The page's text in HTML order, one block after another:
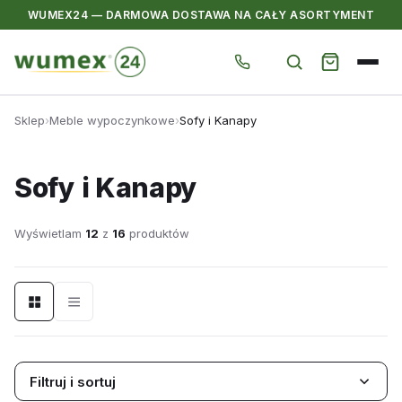
WUMEX24 — DARMOWA DOSTAWA NA CAŁY ASORTYMENT
doSklep›Meble wypoczynkowe›Sofy i Kanapy
Sofy i Kanapy
Wyświetlam 12 z 16 produktów
Filtruj i sortuj